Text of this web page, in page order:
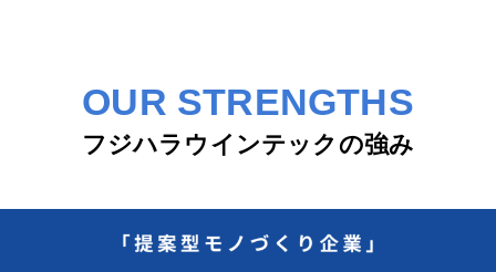
OUR STRENGTHS
フジハラウインテックの強み